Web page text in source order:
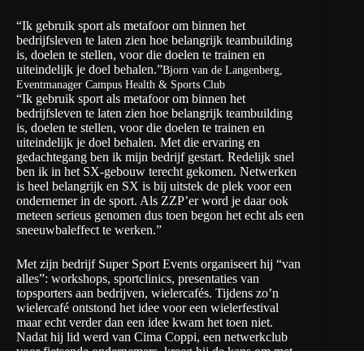
“Ik gebruik sport als metafoor om binnen het
bedrijfsleven te laten zien hoe belangrijk teambuilding
is, doelen te stellen, voor die doelen te trainen en
uiteindelijk je doel behalen.”Bjorn van de Langenberg,
Eventmanager Campus Health & Sports Club
“Ik gebruik sport als metafoor om binnen het
bedrijfsleven te laten zien hoe belangrijk teambuilding
is, doelen te stellen, voor die doelen te trainen en
uiteindelijk je doel behalen. Met die ervaring en
gedachtegang ben ik mijn bedrijf gestart. Redelijk snel
ben ik in het SX-gebouw terecht gekomen. Netwerken
is heel belangrijk en SX is bij uitstek de plek voor een
ondernemer in de sport. Als ZZP’er word je daar ook
meteen serieus genomen dus toen begon het echt als een
sneeuwbaleffect te werken.”
Met zijn bedrijf Super Sport Events organiseert hij “van
alles”: workshops, sportclinics, presentaties van
topsporters aan bedrijven, wielercafés. Tijdens zo’n
wielercafé ontstond het idee voor een wielerfestival
maar echt verder dan een idee kwam het toen niet.
Nadat hij lid werd van Cima Coppi, een netwerkclub